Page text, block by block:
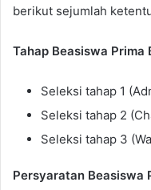
berikut sejumlah
Tahap Beasiswa
Seleksi tahap 1
Seleksi tahap 2
Seleksi tahap 3
Persyaratan Beasiswa